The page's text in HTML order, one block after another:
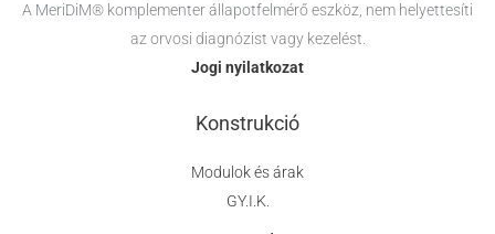
A MeriDiM® komplementer állapotfelmérő eszköz, nem helyettesíti
az orvosi diagnózist vagy kezelést.
Jogi nyilatkozat
Konstrukció
Modulok és árak
GY.I.K.